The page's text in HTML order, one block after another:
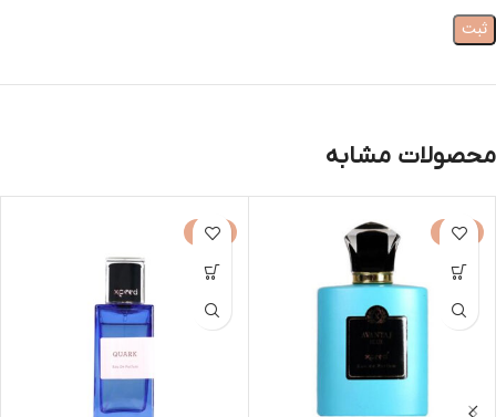
محصولات مشابه
-50%
-30%